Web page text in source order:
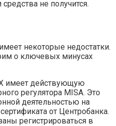
не получится.
некоторые недостатки.
о ключевых минусах
имеет действующую
регулятора MISA. Это
деятельностью на
от Центробанка.
регистрироваться в